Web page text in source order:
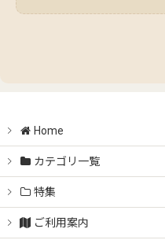
Home
カテゴリ一覧
特集
ご利用案内